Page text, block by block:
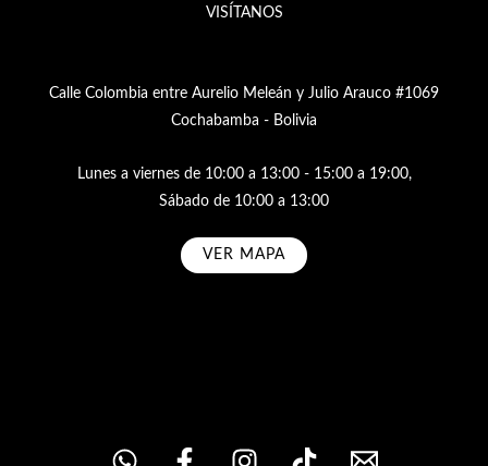
VISÍTANOS
Calle Colombia entre Aurelio Meleán y Julio Arauco #1069
Cochabamba - Bolivia
Lunes a viernes de 10:00 a 13:00 - 15:00 a 19:00,
Sábado de 10:00 a 13:00
VER MAPA